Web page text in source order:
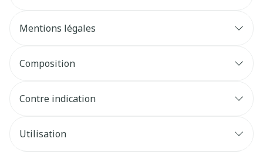
Manque d'énergie Déséquilibre mental et
Mentions légales
Composition
Contre indication
Utilisation